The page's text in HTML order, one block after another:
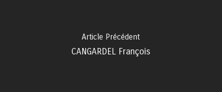
Article Précédent
CANGARDEL François